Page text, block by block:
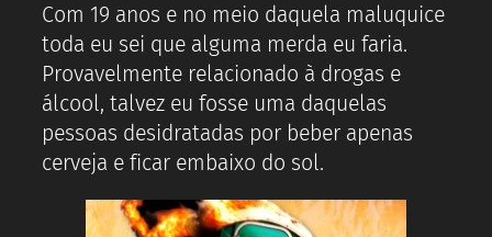
Com 19 anos e no meio daquela maluquice
toda eu sei que alguma merda eu faria.
Provavelmente relacionado à drogas e
álcool, talvez eu fosse uma daquelas
pessoas desidratadas por beber apenas
cerveja e ficar embaixo do sol.